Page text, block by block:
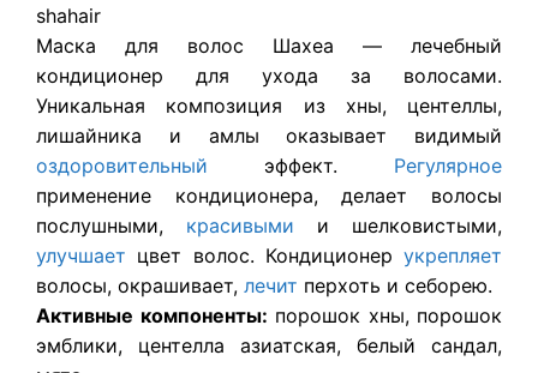
shahair
Маска для волос Шахеа — лечебный
кондиционер для ухода за волосами.
Уникальная композиция из хны, центеллы,
лишайника и амлы оказывает видимый
оздоровительный эффект. Регулярное
применение кондиционера, делает волосы
послушными, красивыми и шелковистыми,
улучшает цвет волос. Кондиционер укрепляет
волосы, окрашивает, лечит перхоть и себорею.
Активные компоненты: порошок хны, порошок
эмблики, центелла азиатская, белый сандал,